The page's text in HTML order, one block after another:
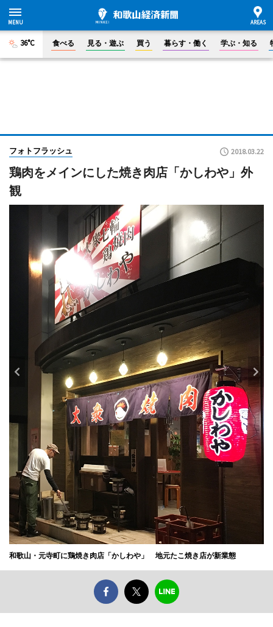
36°C 食べる 見る・遊ぶ 買う 暮らす・働く 学ぶ・知る
フォトフラッシュ 2018.03.22
鶏肉をメインにした焼き肉店「かしわや」外
観
和歌山・元寺町に鶏焼き肉店「かしわや」 地元たこ焼き店が新業態